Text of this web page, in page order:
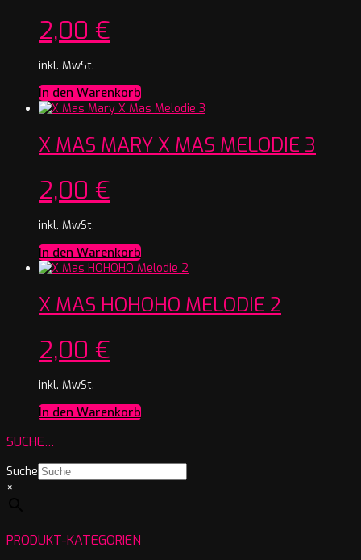
2,00 €
inkl. MwSt.
In den Warenkorb
X MAS MARY X MAS MELODIE 3
2,00 €
inkl. MwSt.
In den Warenkorb
X MAS HOHOHO MELODIE 2
2,00 €
inkl. MwSt.
In den Warenkorb
SUCHE…
Suche
×
PRODUKT-KATEGORIEN